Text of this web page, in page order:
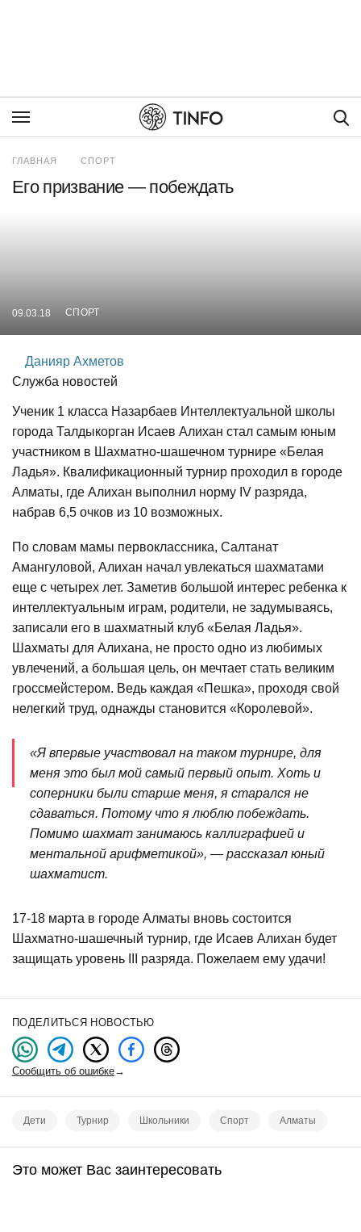
ГЛАВНАЯ СПОРТ
Его призвание — побеждать
09.03.18 СПОРТ
Данияр Ахметов
Служба новостей
Ученик 1 класса Назарбаев Интеллектуальной школы
города Талдыкорган Исаев Алихан стал самым юным
участником в Шахматно-шашечном турнире «Белая
Ладья». Квалификационный турнир проходил в городе
Алматы, где Алихан выполнил норму IV разряда,
набрав 6,5 очков из 10 возможных.
По словам мамы первоклассника, Салтанат
Амангуловой, Алихан начал увлекаться шахматами
еще с четырех лет. Заметив большой интерес ребенка к
интеллектуальным играм, родители, не задумываясь,
записали его в шахматный клуб «Белая Ладья».
Шахматы для Алихана, не просто одно из любимых
увлечений, а большая цель, он мечтает стать великим
гроссмейстером. Ведь каждая «Пешка», проходя свой
нелегкий труд, однажды становится «Королевой».
«Я впервые участвовал на таком турнире, для
меня это был мой самый первый опыт. Хоть и
соперники были старше меня, я старался не
сдаваться. Потому что я люблю побеждать.
Помимо шахмат занимаюсь каллиграфией и
ментальной арифметикой», — рассказал юный
шахматист.
17-18 марта в городе Алматы вновь состоится
Шахматно-шашечный турнир, где Исаев Алихан будет
защищать уровень ІІІ разряда. Пожелаем ему удачи!
ПОДЕЛИТЬСЯ НОВОСТЬЮ
Сообщить об ошибке→
Дети Турнир Школьники Спорт Алматы
Это может Вас заинтересовать